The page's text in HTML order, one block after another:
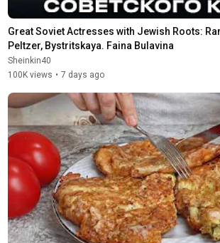
Great Soviet Actresses with Jewish Roots:
Peltzer, Bystritskaya. Faina Bulavina
Sheinkin40
100K views • 7 days ago